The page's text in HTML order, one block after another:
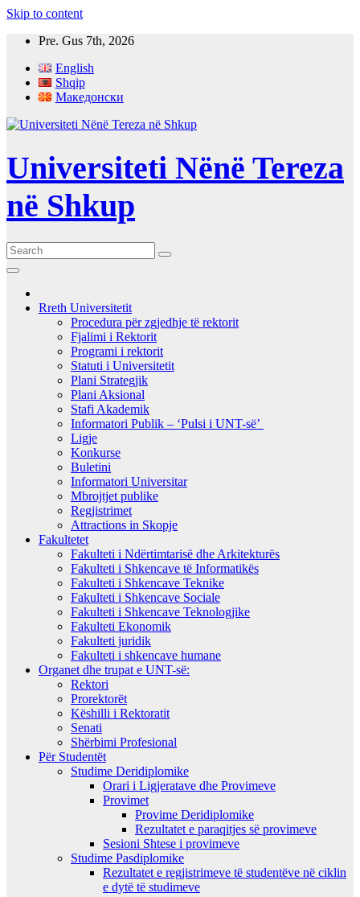
Skip to content
Pre. Gus 7th, 2026
English
Shqip
Македонски
Universiteti Nënë Tereza
në Shkup
Rreth Universitetit
Procedura për zgjedhje të rektorit
Fjalimi i Rektorit
Programi i rektorit
Statuti i Universitetit
Plani Strategjik
Plani Aksional
Stafi Akademik
Informatori Publik – ‘Pulsi i UNT-së’
Ligje
Konkurse
Buletini
Informatori Universitar
Mbrojtjet publike
Regjistrimet
Attractions in Skopje
Fakultetet
Fakulteti i Ndërtimtarisë dhe Arkitekturës
Fakulteti i Shkencave të Informatikës
Fakulteti i Shkencave Teknike
Fakulteti i Shkencave Sociale
Fakulteti i Shkencave Teknologjike
Fakulteti Ekonomik
Fakulteti juridik
Fakulteti i shkencave humane
Organet dhe trupat e UNT-së:
Rektori
Prorektorët
Këshilli i Rektoratit
Senati
Shërbimi Profesional
Për Studentët
Studime Deridiplomike
Orari i Ligjeratave dhe Provimeve
Provimet
Provime Deridiplomike
Rezultatet e paraqitjes së provimeve
Sesioni Shtese i provimeve
Studime Pasdiplomike
Rezultatet e regjistrimeve të studentëve në ciklin
e dytë të studimeve